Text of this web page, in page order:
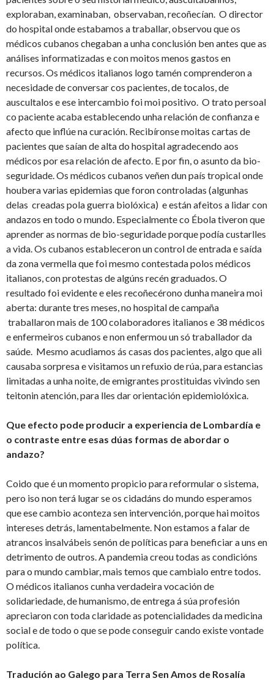
exploraban, examinaban, observaban, recoñecían. O director
do hospital onde estabamos a traballar, observou que os
médicos cubanos chegaban a unha conclusión ben antes que as
análises informatizadas e con moitos menos gastos en
recursos. Os médicos italianos logo tamén comprenderon a
necesidade de conversar cos pacientes, de tocalos, de
auscultalos e ese intercambio foi moi positivo. O trato persoal
co paciente acaba establecendo unha relación de confianza e
afecto que inflúe na curación. Recibíronse moitas cartas de
pacientes que saían de alta do hospital agradecendo aos
médicos por esa relación de afecto. E por fin, o asunto da bio-
seguridade. Os médicos cubanos veñen dun país tropical onde
houbera varias epidemias que foron controladas (algunhas
delas creadas pola guerra biolóxica) e están afeitos a lidar con
andazos en todo o mundo. Especialmente co Ébola tiveron que
aprender as normas de bio-seguridade porque podía custarlles
a vida. Os cubanos estableceron un control de entrada e saída
da zona vermella que foi mesmo contestada polos médicos
italianos, con protestas de algúns recén graduados. O
resultado foi evidente e eles recoñecérono dunha maneira moi
aberta: durante tres meses, no hospital de campaña
traballaron mais de 100 colaboradores italianos e 38 médicos
e enfermeiros cubanos e non enfermou un só traballador da
saúde. Mesmo acudiamos ás casas dos pacientes, algo que ali
causaba sorpresa e visitamos un refuxio de rúa, para estancias
limitadas a unha noite, de emigrantes prostituidas vivindo sen
teitonin atención, para lles dar orientación epidemiolóxica.
Que efecto pode producir a experiencia de Lombardía e
o contraste entre esas dúas formas de abordar o
andazo?
Coido que é un momento propicio para reformular o sistema,
pero iso non terá lugar se os cidadáns do mundo esperamos
que ese cambio aconteza sen intervención, porque hai moitos
intereses detrás, lamentabelmente. Non estamos a falar de
atrancos insalvábeis senón de políticas para beneficiar a uns en
detrimento de outros. A pandemia creou todas as condicións
para o mundo cambiar, mais temos que cambialo entre todos.
O médicos italianos cunha verdadeira vocación de
solidariedade, de humanismo, de entrega á súa profesión
apreciaron con toda claridade as potencialidades da medicina
social e de todo o que se pode conseguir cando existe vontade
política.
Tradución ao Galego para Terra Sen Amos de Rosalía